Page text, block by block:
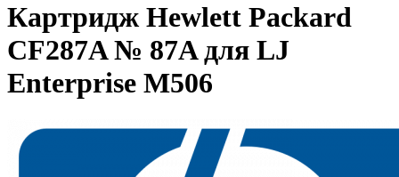
Картридж Hewlett Packard
CF287A № 87A для LJ
Enterprise M506